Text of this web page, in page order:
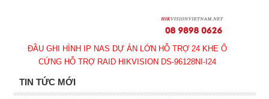
ĐẦU GHI HÌNH IP NAS DỰ ÁN LỚN HỖ TRỢ 24 KHE Ổ
CỨNG HỖ TRỢ RAID HIKVISION DS-96128NI-I24
TIN TỨC MỚI